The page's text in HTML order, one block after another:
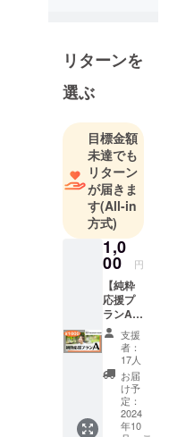
より本格的
にアーティ
スト活動を
の曲を作詞
作曲。繊細
かつ力強い
歌声と楽曲
ごとに変化
する世界観
を幅広い世
代に発信す
る。今年は
韓国とアメ
リカでの
ワールドラ
イブも予定
している。
リターンを
選ぶ
目標金額
未達でも
リターン
が届きま
す(All-in
方式)
1,0
00 円
【純粋
応援プ
ランA】
リター
ン内
容：
①Ache
rieより
お礼の
メール
をお送
支援
者：
17人
お届
け予
定：
2024
年10